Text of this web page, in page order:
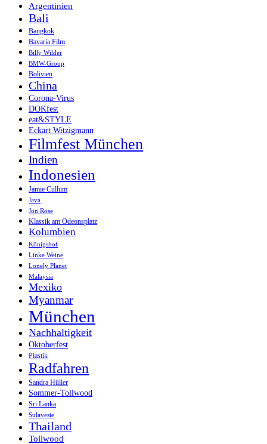
Argentinien
Bali
Bangkok
Bavaria Film
Billy Wilder
BMW-Group
Bolivien
China
Corona-Virus
DOKfest
eat&STYLE
Eckart Witzigmann
Filmfest München
Indien
Indonesien
Jamie Cullum
Java
Jon Rose
Klassik am Odeonsplatz
Kolumbien
Königshof
Linke Weine
Lonely Planet
Malaysia
Mexiko
Myanmar
München
Nachhaltigkeit
Oktoberfest
Plastik
Radfahren
Sandra Hüller
Sommer-Tollwood
Sri Lanka
Sulavesie
Thailand
Tollwood